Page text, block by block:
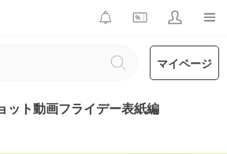
マイページ
ット動画フライデー表紙編